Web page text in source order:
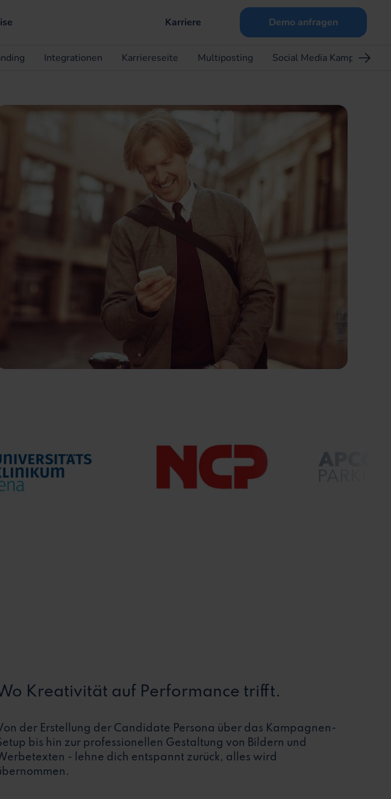
Karriere Demo anfragen
Integrationen Karriereseite Multiposting Social Media Kampagnen
Kreativität auf Performance trifft.
der Erstellung der Candidate Persona über das Kampagnen-
bis hin zur professionellen Gestaltung von Bildern und
- lehne dich entspannt zurück, alles wird